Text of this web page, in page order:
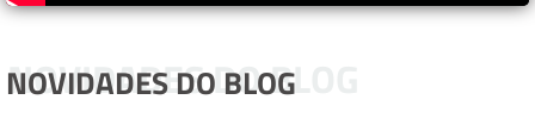
NOVIDADES DO BLOG
NOVIDADES DO BLOG